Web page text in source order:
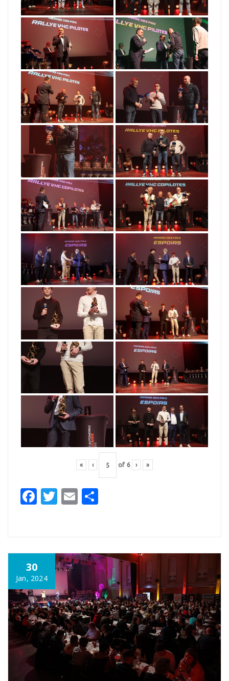
« ‹ of 6 › »
Facebook
Twitter
Email
30
Jan, 2024